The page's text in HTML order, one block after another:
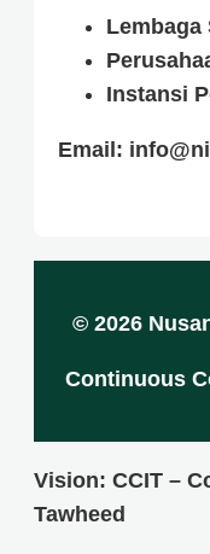
Lembaga
Instansi
Email:
© 2026
Continuous
Vision: CCIT –
Tawheed